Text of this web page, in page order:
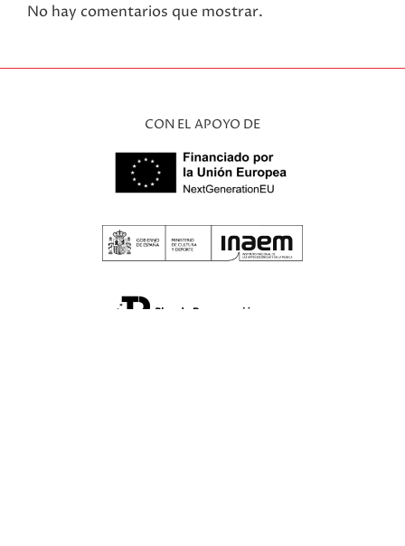
No hay comentarios que mostrar.
CON EL APOYO DE